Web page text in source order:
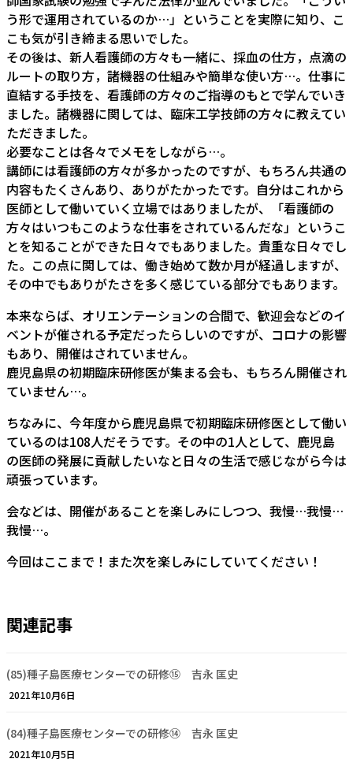
う形で運用されているのか…」ということを実際に知り、こ
こも気が引き締まる思いでした。
その後は、新人看護師の方々も一緒に、採血の仕方，点滴の
ルートの取り方，諸機器の仕組みや簡単な使い方…。仕事に
直結する手技を、看護師の方々のご指導のもとで学んでいき
ました。諸機器に関しては、臨床工学技師の方々に教えてい
ただきました。
必要なことは各々でメモをしながら…。
講師には看護師の方々が多かったのですが、もちろん共通の
内容もたくさんあり、ありがたかったです。自分はこれから
医師として働いていく立場ではありましたが、「看護師の
方々はいつもこのような仕事をされているんだな」というこ
とを知ることができた日々でもありました。貴重な日々でし
た。この点に関しては、働き始めて数か月が経過しますが、
その中でもありがたさを多く感じている部分でもあります。
本来ならば、オリエンテーションの合間で、歓迎会などのイ
ベントが催される予定だったらしいのですが、コロナの影響
もあり、開催はされていません。
鹿児島県の初期臨床研修医が集まる会も、もちろん開催され
ていません…。
ちなみに、今年度から鹿児島県で初期臨床研修医として働い
ているのは108人だそうです。その中の1人として、鹿児島
の医師の発展に貢献したいなと日々の生活で感じながら今は
頑張っています。
会などは、開催があることを楽しみにしつつ、我慢…我慢…
我慢…。
今回はここまで！また次を楽しみにしていてください！
関連記事
(85)種子島医療センターでの研修⑮ 吉永 匡史
2021年10月6日
(84)種子島医療センターでの研修⑭ 吉永 匡史
2021年10月5日